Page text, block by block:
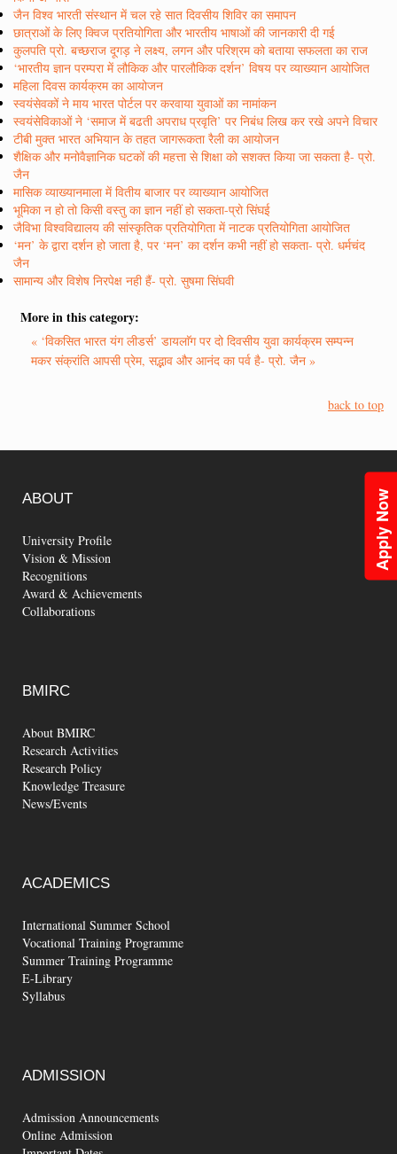
Apply Now
जैन विश्व भारती संस्थान में चल रहे सात दिवसीय शिविर का समापन
छात्राओं के लिए क्विज प्रतियोगिता और भारतीय भाषाओं की जानकारी दी गई
कुलपति प्रो. बच्छराज दूगड़ ने लक्ष्य, लगन और परिश्रम को बताया सफलता का राज
‘भारतीय ज्ञान परम्परा में लौकिक और पारलौकिक दर्शन’ विषय पर व्याख्यान आयोजित
महिला दिवस कार्यक्रम का आयोजन
स्वयंसेवकों ने माय भारत पोर्टल पर करवाया युवाओं का नामांकन
स्वयंसेविकाओं ने ‘समाज में बढती अपराध प्रवृति’ पर निबंध लिख कर रखे अपने विचार
टीबी मुक्त भारत अभियान के तहत जागरूकता रैली का आयोजन
शैक्षिक और मनोवैज्ञानिक घटकों की महत्ता से शिक्षा को सशक्त किया जा सकता है- प्रो.
जैन
मासिक व्याख्यानमाला में वितीय बाजार पर व्याख्यान आयोजित
भूमिका न हो तो किसी वस्तु का ज्ञान नहीं हो सकता-प्रो सिंघई
जैविभा विश्वविद्यालय की सांस्कृतिक प्रतियोगिता में नाटक प्रतियोगिता आयोजित
‘मन’ के द्वारा दर्शन हो जाता है, पर ‘मन’ का दर्शन कभी नहीं हो सकता- प्रो. धर्मचंद
जैन
सामान्य और विशेष निरपेक्ष नही हैं- प्रो. सुषमा सिंघवी
More in this category:
« ‘विकसित भारत यंग लीडर्स’ डायलाॅग पर दो दिवसीय युवा कार्यक्रम सम्पन्न
मकर संक्रांति आपसी प्रेम, सद्भाव और आनंद का पर्व है- प्रो. जैन »
back to top
ABOUT
University Profile
Vision & Mission
Recognitions
Award & Achievements
Collaborations
BMIRC
About BMIRC
Research Activities
Research Policy
Knowledge Treasure
News/Events
ACADEMICS
International Summer School
Vocational Training Programme
Summer Training Programme
E-Library
Syllabus
ADMISSION
Admission Announcements
Online Admission